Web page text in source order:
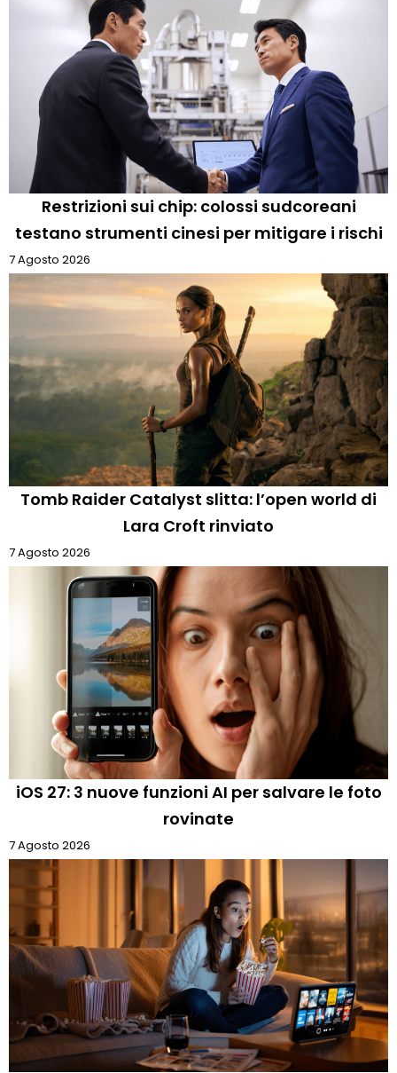
Restrizioni sui chip: colossi sudcoreani
testano strumenti cinesi per mitigare i rischi
7 Agosto 2026
Tomb Raider Catalyst slitta: l’open world di
Lara Croft rinviato
7 Agosto 2026
iOS 27: 3 nuove funzioni AI per salvare le foto
rovinate
7 Agosto 2026